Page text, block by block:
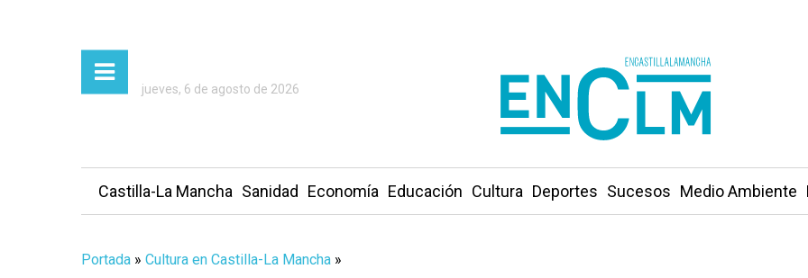
jueves, 6 de agosto de 2026
Castilla-La Mancha Sanidad Economía Educación Cultura Deportes Sucesos Medio Ambiente
Portada » Cultura en Castilla-La Mancha »